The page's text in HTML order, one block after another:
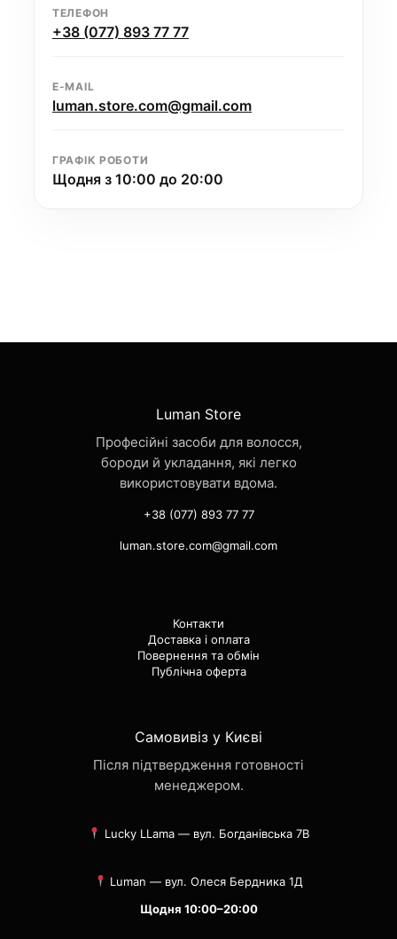
ТЕЛЕФОН
+38 (077) 893 77 77
E-MAIL
luman.store.com@gmail.com
ГРАФІК РОБОТИ
Щодня з 10:00 до 20:00
Luman Store
Професійні засоби для волосся,
бороди й укладання, які легко
використовувати вдома.
+38 (077) 893 77 77
luman.store.com@gmail.com
Контакти
Доставка і оплата
Повернення та обмін
Публічна оферта
Самовивіз у Києві
Після підтвердження готовності
менеджером.
Lucky LLama — вул. Богданівська 7В
Luman — вул. Олеся Бердника 1Д
Щодня 10:00–20:00